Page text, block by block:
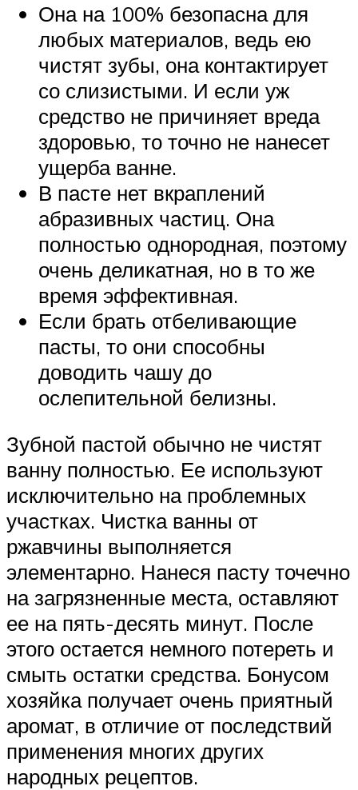
Она на 100% безопасна для
любых материалов, ведь ею
чистят зубы, она контактирует
со слизистыми. И если уж
средство не причиняет вреда
здоровью, то точно не нанесет
ущерба ванне.
В пасте нет вкраплений
абразивных частиц. Она
полностью однородная, поэтому
очень деликатная, но в то же
время эффективная.
Если брать отбеливающие
пасты, то они способны
доводить чашу до
ослепительной белизны.
Зубной пастой обычно не чистят
ванну полностью. Ее используют
исключительно на проблемных
участках. Чистка ванны от
ржавчины выполняется
элементарно. Нанеся пасту точечно
на загрязненные места, оставляют
ее на пять-десять минут. После
этого остается немного потереть и
смыть остатки средства. Бонусом
хозяйка получает очень приятный
аромат, в отличие от последствий
применения многих других
народных рецептов.